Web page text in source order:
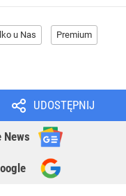
u Nas Premium
UDOSTĘPNIJ
News